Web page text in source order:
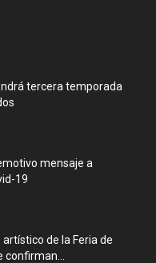
tercera temporada
mensaje a
19
de la Feria de